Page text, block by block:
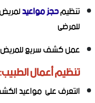
تنظيمحجز مواعيد
للمرضى
عمل كشف سريع
تنظيم أعمال الطبيب:
التعرف على مواعيد